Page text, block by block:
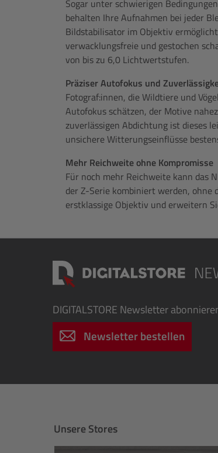
Sogar unter schwierigen
behalten Ihre Aufnahmen bei jeder
Bildstabilisator im Objektiv
verwacklungsfreie und gestochen
von bis zu 6,0 Lichtwertstufen.
Präziser Autofokus und
Fotograf:innen, die Wildtiere und
Autofokus schätzen, der Motive
zuverlässigen Abdichtung ist dieses
unsichere Witterungseinflüsse
Mehr Reichweite ohne Kompromisse
Für noch mehr Reichweite kann das
der Z-Serie kombiniert werden, ohne
erstklassige Objektiv und erweitern
DIGITALSTORE Newsletter
Newsletter bestellen
Unsere Stores